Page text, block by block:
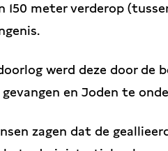
150 meter verderop
werd deze door de
en Joden te
zagen dat de